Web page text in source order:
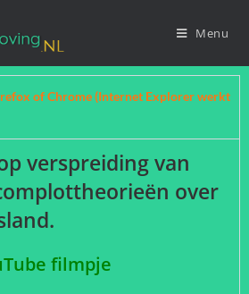
Menu
of Chrome (Internet Explorer werkt
verspreiding van
over
filmpje